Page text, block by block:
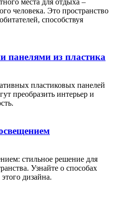
места для отдыха –
человека. Это пространство
способствуя
панелями из пластика
пластиковых панелей
преобразить интерьер и
стильное решение для
Узнайте о способах
дизайна.